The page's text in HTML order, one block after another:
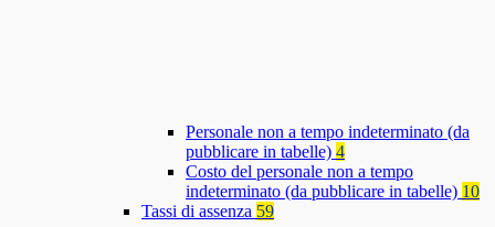
Personale non a tempo indeterminato (da
pubblicare in tabelle) 4
Costo del personale non a tempo
indeterminato (da pubblicare in tabelle) 10
Tassi di assenza 59